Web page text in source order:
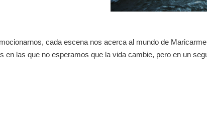
cada escena nos acerca al mundo de
en las que no esperamos que la vida cambie, pero en un